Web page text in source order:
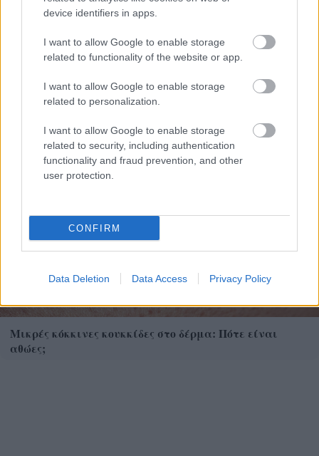
device identifiers in apps.
I want to allow Google to enable storage
related to functionality of the website or app.
I want to allow Google to enable storage
related to personalization.
I want to allow Google to enable storage
related to security, including authentication
functionality and fraud prevention, and other
user protection.
CONFIRM
Data Deletion Data Access Privacy Policy
“Παραμύθια και τραγούδια” στο Πάρκο
Εκπαιδευτικών Δράσεων
Μικρές κόκκινες κουκκίδες στο δέρμα: Πότε είναι
αθώες;